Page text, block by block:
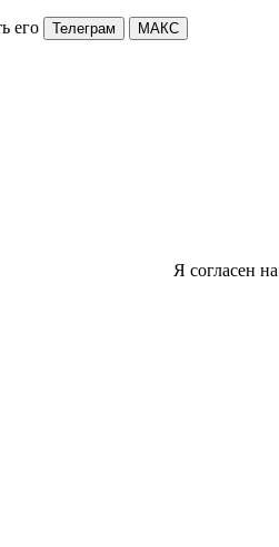
его Телеграм МАКС
Я согласен на